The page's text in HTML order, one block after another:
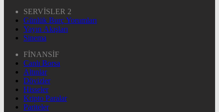
SERVİSLER 2
Günlük Burç Yorumları
Yayın Akışları
Sinema
FİNANSİF
Canlı Borsa
Altınlar
Dövizler
Hisseler
Kripto Paralar
Pariteler